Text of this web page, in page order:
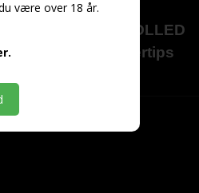
Finest PREROLLED
conical Filtertips
være over 18 år.